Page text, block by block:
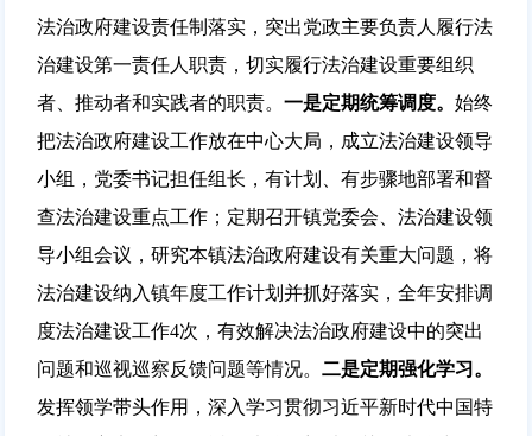
法治政府建设责任制落实，突出党政主要负责人履行法
治建设第一责任人职责，切实履行法治建设重要组织
者、推动者和实践者的职责。 一是定期统筹调度。 始终
把法治政府建设工作放在中心大局，成立法治建设领导
小组，党委书记担任组长，有计划、有步骤地部署和督
查法治建设重点工作；定期召开镇党委会、法治建设领
导小组会议，研究本镇法治政府建设有关重大问题，将
法治建设纳入镇年度工作计划并抓好落实，全年安排调
度法治建设工作4次，有效解决法治政府建设中的突出
问题和巡视巡察反馈问题等情况。 二是定期强化学习。
发挥领学带头作用，深入学习贯彻习近平新时代中国特